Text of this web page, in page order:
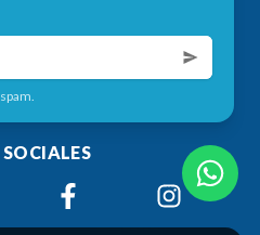
SOCIALES